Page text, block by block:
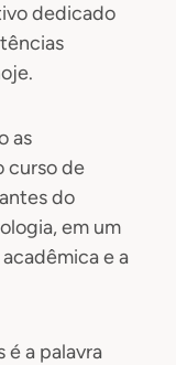
dedicado
as
curso de
do
em um
e a
a palavra